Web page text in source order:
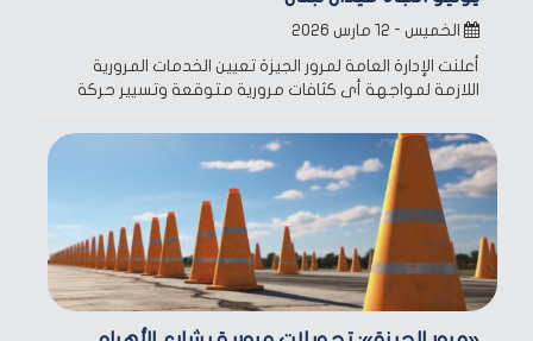
الخميس - ١٢ مارس ٢٠٢٦
أعلنت الإدارة العامة لمرور الجيزة تعيين الخدمات المرورية
اللازمة لمواجهة أى كثافات مرورية متوقعة وتسيير حركة